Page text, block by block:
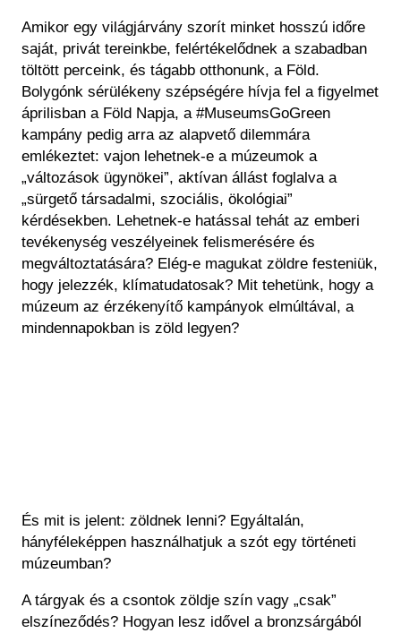
Tagintézmények
Felnőttképzés
Közérdekű adatok
Képcsarnok
Történeti Fényképtár
Éremtár
Adattár
Központi Könyvtár
Amikor egy világjárvány szorít minket hosszú időre
saját, privát tereinkbe, felértékelődnek a szabadban
töltött perceink, és tágabb otthonunk, a Föld.
Bolygónk sérülékeny szépségére hívja fel a figyelmet
áprilisban a Föld Napja, a #MuseumsGoGreen
kampány pedig arra az alapvető dilemmára
emlékeztet: vajon lehetnek-e a múzeumok a
„változások ügynökei”, aktívan állást foglalva a
„sürgető társadalmi, szociális, ökológiai”
kérdésekben. Lehetnek-e hatással tehát az emberi
tevékenység veszélyeinek felismerésére és
megváltoztatására? Elég-e magukat zöldre festeniük,
hogy jelezzék, klímatudatosak? Mit tehetünk, hogy a
múzeum az érzékenyítő kampányok elmúltával, a
mindennapokban is zöld legyen?
És mit is jelent: zöldnek lenni? Egyáltalán,
hányféleképpen használhatjuk a szót egy történeti
múzeumban?
A tárgyak és a csontok zöldje szín vagy „csak”
elszíneződés? Hogyan lesz idővel a bronzsárgából